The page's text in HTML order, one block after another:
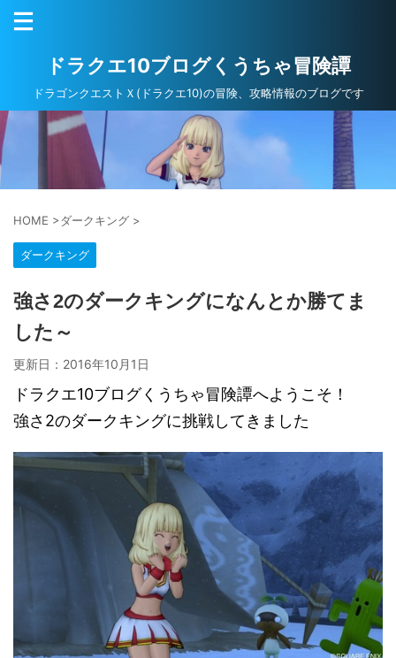
ドラクエ10ブログくうちゃ冒険譚
ドラゴンクエストＸ(ドラクエ10)の冒険、攻略情報のブログです
HOME >ダークキング >
ダークキング
強さ2のダークキングになんとか勝てま
した～
更新日： 2016年10月1日
ドラクエ10ブログくうちゃ冒険譚へようこそ！
強さ2のダークキングに挑戦してきました